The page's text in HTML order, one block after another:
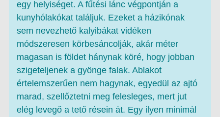
egy helyiséget. A fűtési lánc végpontján a
kunyhólakókat találjuk. Ezeket a házikónak
sem nevezhető kalyibákat vidéken
módszeresen körbesáncolják, akár méter
magasan is földet hánynak köré, hogy jobban
szigeteljenek a gyönge falak. Ablakot
értelemszerűen nem hagynak, egyedül az ajtó
marad, szellőztetni meg felesleges, mert jut
elég levegő a tető résein át. Egy ilyen minimál